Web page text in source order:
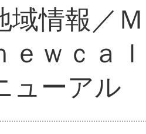
情報／
ｅｗｃａ
ューアル